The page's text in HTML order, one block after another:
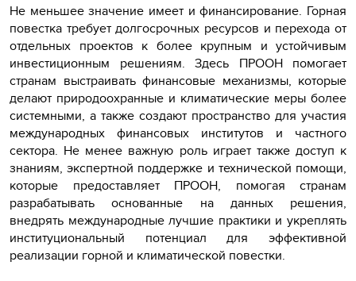
Не меньшее значение имеет и финансирование. Горная
повестка требует долгосрочных ресурсов и перехода от
отдельных проектов к более крупным и устойчивым
инвестиционным решениям. Здесь ПРООН помогает
странам выстраивать финансовые механизмы, которые
делают природоохранные и климатические меры более
системными, а также создают пространство для участия
международных финансовых институтов и частного
сектора. Не менее важную роль играет также доступ к
знаниям, экспертной поддержке и технической помощи,
которые предоставляет ПРООН, помогая странам
разрабатывать основанные на данных решения,
внедрять международные лучшие практики и укреплять
институциональный потенциал для эффективной
реализации горной и климатической повестки.